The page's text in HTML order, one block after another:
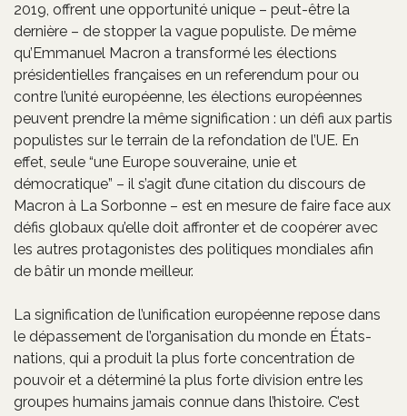
2019, offrent une opportunité unique – peut-être la
dernière – de stopper la vague populiste. De même
qu’Emmanuel Macron a transformé les élections
présidentielles françaises en un referendum pour ou
contre l’unité européenne, les élections européennes
peuvent prendre la même signification : un défi aux partis
populistes sur le terrain de la refondation de l’UE. En
effet, seule “une Europe souveraine, unie et
démocratique” – il s’agit d’une citation du discours de
Macron à La Sorbonne – est en mesure de faire face aux
défis globaux qu’elle doit affronter et de coopérer avec
les autres protagonistes des politiques mondiales afin
de bâtir un monde meilleur.
La signification de l’unification européenne repose dans
le dépassement de l’organisation du monde en États-
nations, qui a produit la plus forte concentration de
pouvoir et a déterminé la plus forte division entre les
groupes humains jamais connue dans l’histoire. C’est